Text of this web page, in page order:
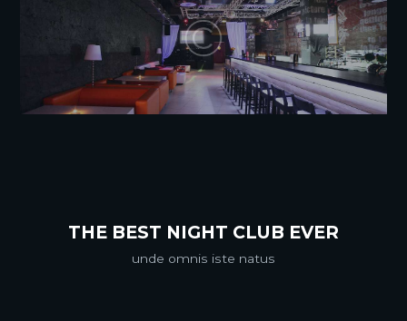
THE BEST NIGHT CLUB EVER
unde omnis iste natus